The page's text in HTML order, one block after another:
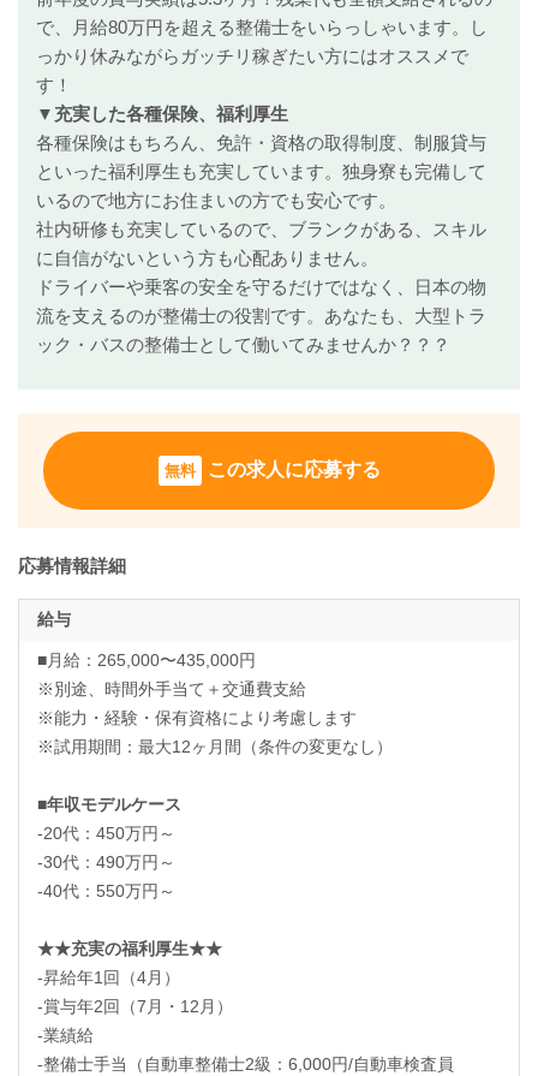
で、月給80万円を超える整備士をいらっしゃいます。し
っかり休みながらガッチリ稼ぎたい方にはオススメで
す！
▼充実した各種保険、福利厚生
各種保険はもちろん、免許・資格の取得制度、制服貸与
といった福利厚生も充実しています。独身寮も完備して
いるので地方にお住まいの方でも安心です。
社内研修も充実しているので、ブランクがある、スキル
に自信がないという方も心配ありません。
ドライバーや乗客の安全を守るだけではなく、日本の物
流を支えるのが整備士の役割です。あなたも、大型トラ
ック・バスの整備士として働いてみませんか？？？
無料 この求人に応募する
応募情報詳細
給与
■月給：265,000〜435,000円
※別途、時間外手当て＋交通費支給
※能力・経験・保有資格により考慮します
※試用期間：最大12ヶ月間（条件の変更なし）
■年収モデルケース
-20代：450万円～
-30代：490万円～
-40代：550万円～
★★充実の福利厚生★★
-昇給年1回（4月）
-賞与年2回（7月・12月）
-業績給
-整備士手当（自動車整備士2級：6,000円/自動車検査員